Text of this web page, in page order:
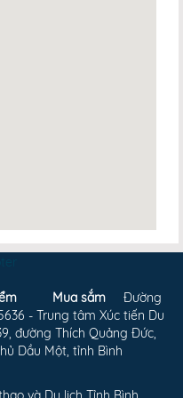
Mua sắm
Đường
- Trung tâm Xúc tiến Du
đường Thích Quảng Đức,
Dầu Một, tỉnh Bình